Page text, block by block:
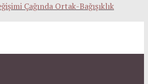
Çağında Ortak-Bağışıklık